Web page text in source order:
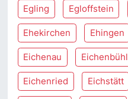
Egling Egloffstein
Ehekirchen Ehingen
Eichenau Eichenbühl
Eichenried Eichstätt